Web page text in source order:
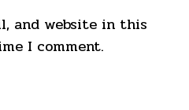
and website in this
I comment.